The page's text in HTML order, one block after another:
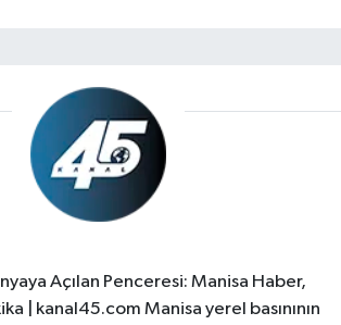
Açılan Penceresi: Manisa Haber,
| kanal45.com Manisa yerel basınının